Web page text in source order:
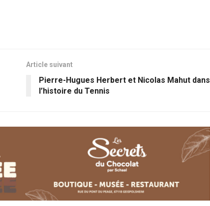
Article suivant
Pierre-Hugues Herbert et Nicolas Mahut dans
l’histoire du Tennis